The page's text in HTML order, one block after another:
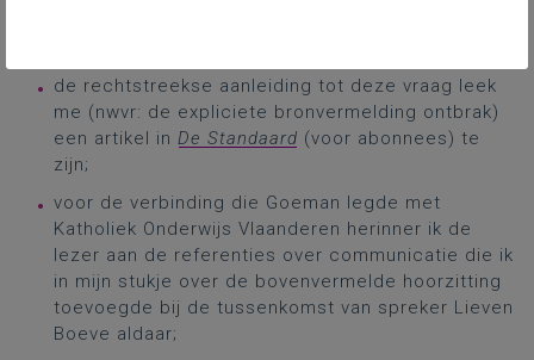
de rechtstreekse aanleiding tot deze vraag leek
me (nwvr: de expliciete bronvermelding ontbrak)
een artikel in De Standaard (voor abonnees) te
zijn;
voor de verbinding die Goeman legde met
Katholiek Onderwijs Vlaanderen herinner ik de
lezer aan de referenties over communicatie die ik
in mijn stukje over de bovenvermelde hoorzitting
toevoegde bij de tussenkomst van spreker Lieven
Boeve aldaar;